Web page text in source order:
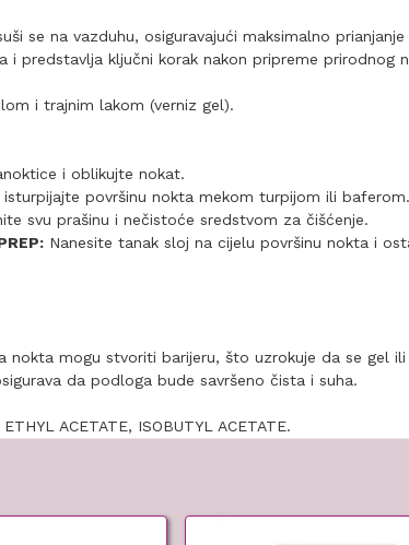
se na vazduhu, osiguravajući maksimalno
i predstavlja ključni korak nakon pripreme prirodnog
i trajnim lakom (verniz gel).
i oblikujte nokat.
površinu nokta mekom turpijom ili baferom.
svu prašinu i nečistoće sredstvom za čišćenje.
Nanesite tanak sloj na cijelu površinu nokta i
nokta mogu stvoriti barijeru, što uzrokuje da se gel
da podloga bude savršeno čista i suha.
ACETATE, ISOBUTYL ACETATE.